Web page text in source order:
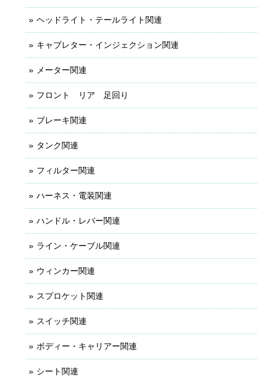
ヘッドライト・テールライト関連
キャブレター・インジェクション関連
メーター関連
フロント リア 足回り
ブレーキ関連
タンク関連
フィルター関連
ハーネス・電装関連
ハンドル・レバー関連
ライン・ケーブル関連
ウィンカー関連
スプロケット関連
スイッチ関連
ボディー・キャリアー関連
シート関連